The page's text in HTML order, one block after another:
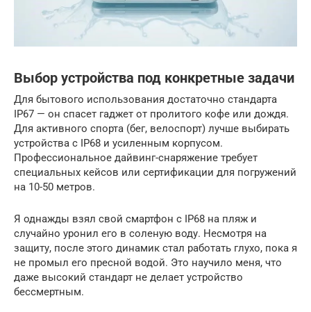
Выбор устройства под конкретные задачи
Для бытового использования достаточно стандарта
IP67 — он спасет гаджет от пролитого кофе или дождя.
Для активного спорта (бег, велоспорт) лучше выбирать
устройства с IP68 и усиленным корпусом.
Профессиональное дайвинг-снаряжение требует
специальных кейсов или сертификации для погружений
на 10-50 метров.
Я однажды взял свой смартфон с IP68 на пляж и
случайно уронил его в соленую воду. Несмотря на
защиту, после этого динамик стал работать глухо, пока я
не промыл его пресной водой. Это научило меня, что
даже высокий стандарт не делает устройство
бессмертным.